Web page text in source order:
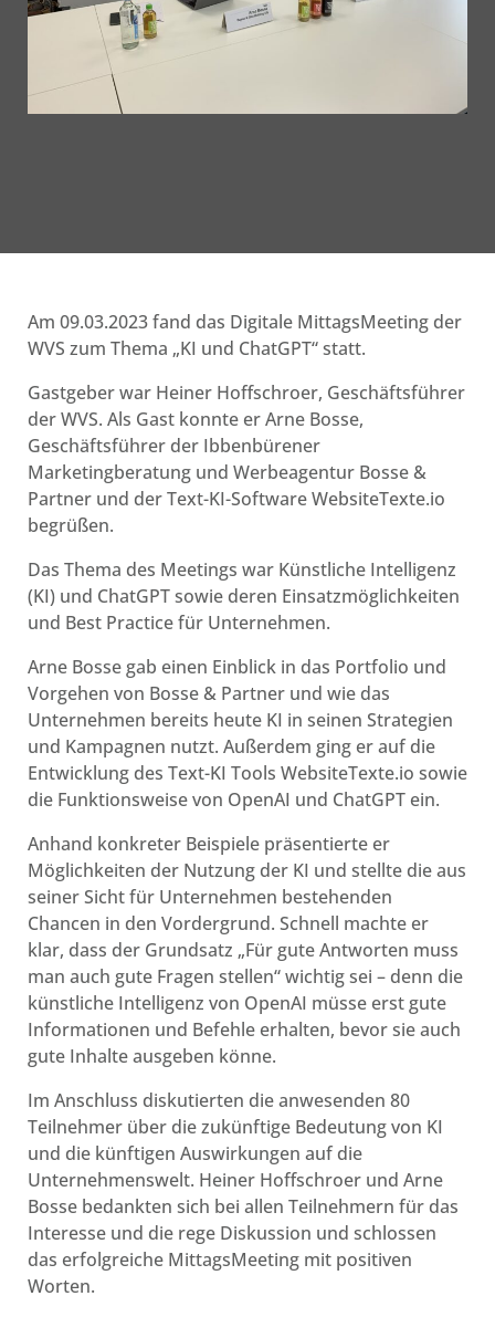
Am 09.03.2023 fand das Digitale MittagsMeeting der
WVS zum Thema „KI und ChatGPT“ statt.
Gastgeber war Heiner Hoffschroer, Geschäftsführer
der WVS. Als Gast konnte er Arne Bosse,
Geschäftsführer der Ibbenbürener
Marketingberatung und Werbeagentur Bosse &
Partner und der Text-KI-Software WebsiteTexte.io
begrüßen.
Das Thema des Meetings war Künstliche Intelligenz
(KI) und ChatGPT sowie deren Einsatzmöglichkeiten
und Best Practice für Unternehmen.
Arne Bosse gab einen Einblick in das Portfolio und
Vorgehen von Bosse & Partner und wie das
Unternehmen bereits heute KI in seinen Strategien
und Kampagnen nutzt. Außerdem ging er auf die
Entwicklung des Text-KI Tools WebsiteTexte.io sowie
die Funktionsweise von OpenAI und ChatGPT ein.
Anhand konkreter Beispiele präsentierte er
Möglichkeiten der Nutzung der KI und stellte die aus
seiner Sicht für Unternehmen bestehenden
Chancen in den Vordergrund. Schnell machte er
klar, dass der Grundsatz „Für gute Antworten muss
man auch gute Fragen stellen“ wichtig sei – denn die
künstliche Intelligenz von OpenAI müsse erst gute
Informationen und Befehle erhalten, bevor sie auch
gute Inhalte ausgeben könne.
Im Anschluss diskutierten die anwesenden 80
Teilnehmer über die zukünftige Bedeutung von KI
und die künftigen Auswirkungen auf die
Unternehmenswelt. Heiner Hoffschroer und Arne
Bosse bedankten sich bei allen Teilnehmern für das
Interesse und die rege Diskussion und schlossen
das erfolgreiche MittagsMeeting mit positiven
Worten.